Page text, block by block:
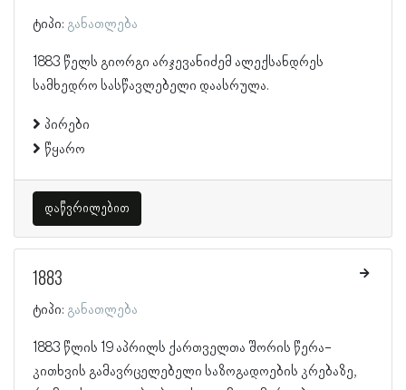
ტიპი: განათლება
1883 წელს გიორგი არჯევანიძემ ალექსანდრეს
სამხედრო სასწავლებელი დაასრულა.
პირები
წყარო
დაწვრილებით
1883
ტიპი: განათლება
1883 წლის 19 აპრილს ქართველთა შორის წერა-
კითხვის გამავრცელებელი საზოგადოების კრებაზე,